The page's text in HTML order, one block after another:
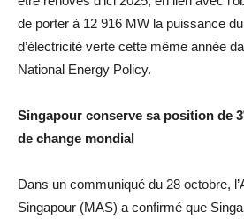
de porter à 12 916 MW la puissance
d’électricité verte cette même année
National Energy Policy.
Singapour conserve sa position de 3
de change mondial
Dans un communiqué du 28 octobre,
Singapour (MAS) a confirmé que